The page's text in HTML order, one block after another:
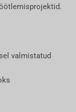
valmistatud